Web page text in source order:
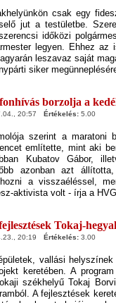
csak egy
jut a testületbe.
időközi
legyen. Ehhez
leszavaz saját
siker
borzolja a
20:57 Értékelés:5.00
szerint a
említette, mint aki
Kubatov Gábor,
azonban azt
hozni a visszaéléssel,
aktivista volt - írja a
Tokaj-
20:19 Értékelés:3.00
vallási
keretében. A
székhelyű Tokaj
A fejlesztések